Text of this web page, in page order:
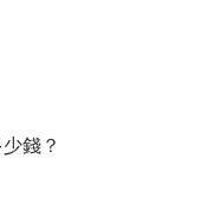
錢？